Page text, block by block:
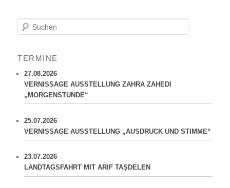
e
n
TERMINE
27.08.2026
VERNISSAGE AUSSTELLUNG ZAHRA ZAHEDI
„MORGENSTUNDE“
25.07.2026
VERNISSAGE AUSSTELLUNG „AUSDRUCK UND STIMME“
23.07.2026
LANDTAGSFAHRT MIT ARIF TAŞDELEN